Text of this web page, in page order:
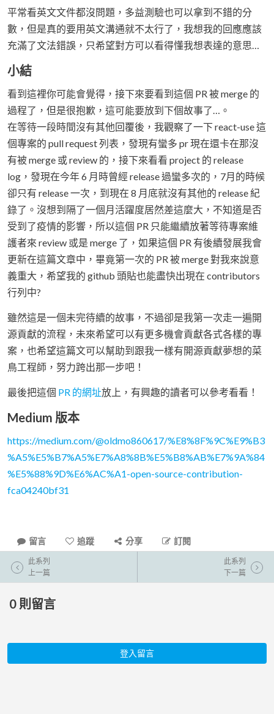
平常看英文文件都沒問題，多益測驗也可以拿到不錯的分
數，但是真的要用英文溝通就不太行了，我想我的回應應該
充滿了文法錯誤，只希望對方可以看得懂我想表達的意思…
小結
看到這裡你可能會覺得，接下來要看到這個 PR 被 merge 的
過程了，但是很抱歉，這可能要放到下個故事了…。
在等待一段時間沒有其他回覆後，我觀察了一下 react-use 這
個專案的 pull request 列表，發現有蠻多 pr 現在還卡在那沒
有被 merge 或 review 的，接下來看看 project 的 release
log，發現在今年 6 月時曾經 release 過蠻多次的，7月的時候
卻只有 release 一次，到現在 8 月底就沒有其他的 release 紀
錄了。沒想到隔了一個月活躍度居然差這麼大，不知道是否
受到了疫情的影響，所以這個 PR 只能繼續放著等待專案維
護者來 review 或是 merge 了，如果這個 PR 有後續發展我會
更新在這篇文章中，畢竟第一次的 PR 被 merge 對我來說意
義重大，希望我的 github 頭貼也能盡快出現在 contributors
行列中?
雖然這是一個未完待續的故事，不過卻是我第一次走一遍開
源貢獻的流程，未來希望可以有更多機會貢獻各式各樣的專
案，也希望這篇文可以幫助到跟我一樣有開源貢獻夢想的菜
鳥工程師，努力跨出那一步吧！
最後把這個 PR 的網址放上，有興趣的讀者可以參考看看！
Medium 版本
https://medium.com/@oldmo860617/%E8%8F%9C%E9%B3
%A5%E5%B7%A5%E7%A8%8B%E5%B8%AB%E7%9A%84
%E5%88%9D%E6%AC%A1-open-source-contribution-
fca04240bf31
留言 追蹤 分享 訂閱
此系列
上一篇
此系列
下一篇
0 則留言
登入留言